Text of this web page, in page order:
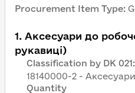
Procurement Item Type:
1. Аксесуари до
рукавиці)
Classification by DK
18140000-2 -
Quantity